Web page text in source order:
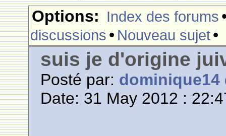
Options: Index des forums
discussions • Nouveau sujet•
suis je d'origine
Posté par: dominique14
Date: 31 May 2012 :